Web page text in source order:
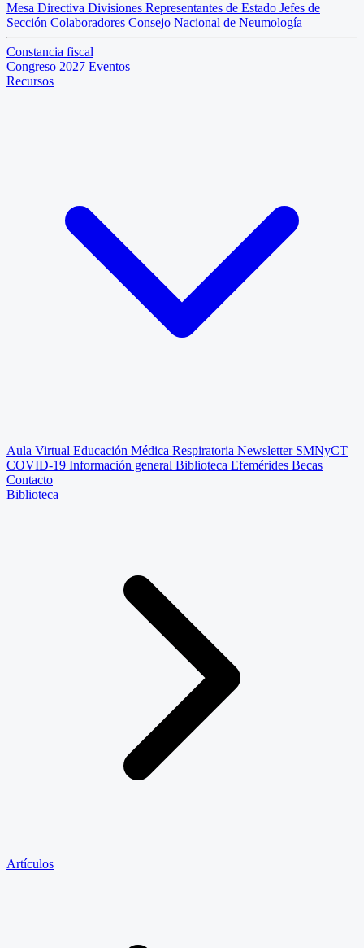
Mesa Directiva Divisiones Representantes de Estado Jefes de
Sección Colaboradores Consejo Nacional de Neumología
Constancia fiscal
Congreso 2027 Eventos
Recursos
Aula Virtual Educación Médica Respiratoria Newsletter SMNyCT
COVID-19 Información general Biblioteca Efemérides Becas
Contacto
Biblioteca
Artículos